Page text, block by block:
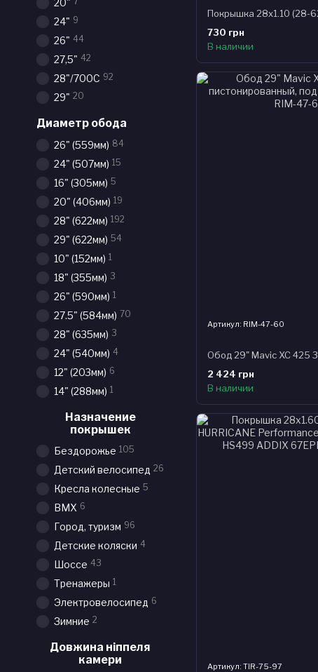
730 грн
В наличии
Артикул: RIM-47-60
2 424 грн
В наличии
Артикул: TIR-75-97
20"
24" 9
26" 44
27,5" 42
28"/700С 92
29" 20
Диаметр обода
26" (559мм) 84
24" (507мм) 15
16" (305мм) 5
20" (406мм) 19
28" (622мм) 192
29" (622мм) 54
10" (152мм) 1
18" (355мм) 3
26" (590мм) 1
27.5" (584мм) 70
28" (635мм) 3
24" (540мм) 4
12" (203мм) 6
14" (288мм) 1
Назначение
покрышек
Бездорожье 105
Детский велосипед 26
Кресла колесные 5
BMX 6
Город, туризм 96
Детские коляски 4
Шоссе 43
Тренажеры 1
Электровелосипед 6
Зимние 2
Довжина ніппеля
камери